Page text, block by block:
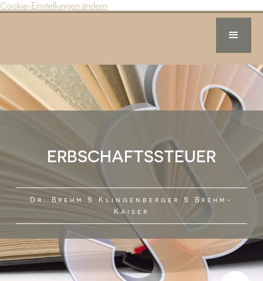
Cookie-Einstellungen ändern
ERBSCHAFTSSTEUER
Dr. Brehm § Klingenberger § Brehm-
Kaiser